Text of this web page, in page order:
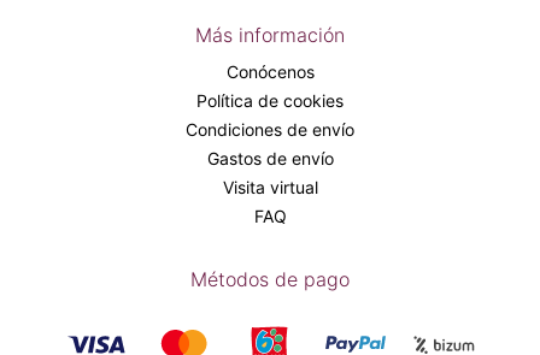
Más información
Conócenos
Política de cookies
Condiciones de envío
Gastos de envío
Visita virtual
FAQ
Métodos de pago